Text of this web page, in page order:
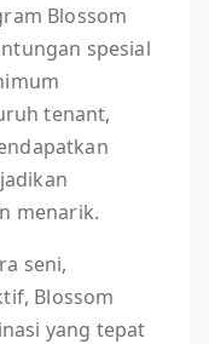
Blossom
spesial
tenant,
menarik.
seni,
Blossom
yang tepat